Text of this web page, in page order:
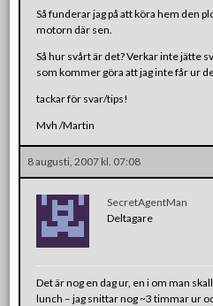
Så funderar jag på att köra hem den
motorn där sen.
Så hur svårt är det? Verkar inte jätte
som kommer göra att jag inte får ur
tackar för svar/tips!
Mvh /Martin
8 augusti, 2007 kl. 07:08
SecretAgentMan
Deltagare
Det är nog en dag ur, en i om man
lunch – jag snittar nog ~3 timmar ur